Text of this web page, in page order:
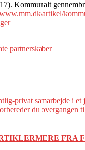
Kommunalt
artikel/
partnerskaber
privat samarbejde i et
du overgangen
MERE FRA